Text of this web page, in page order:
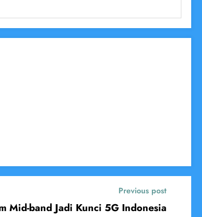
Previous post
Mid-band Jadi Kunci 5G Indonesia